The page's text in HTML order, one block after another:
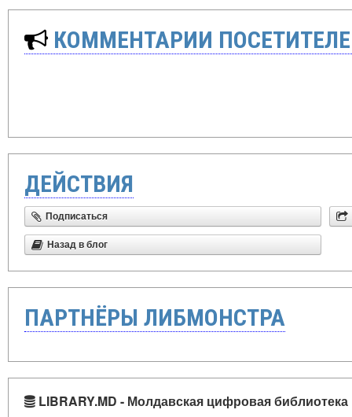
КОММЕНТАРИИ
ДЕЙСТВИЯ
Подписаться
Назад в блог
ПАРТНЁРЫ ЛИБМОНСТРА
LIBRARY.MD - Молдавская цифровая библиотека